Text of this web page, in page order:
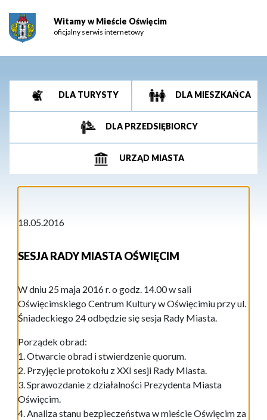
Witamy w Mieście Oświęcim
oficjalny serwis internetowy
DLA TURYSTY DLA MIESZKAŃCA
DLA PRZEDSIĘBIORCY
URZĄD MIASTA
18.05.2016
SESJA RADY MIASTA OŚWIĘCIM
W dniu 25 maja 2016 r. o godz. 14.00 w sali
Oświęcimskiego Centrum Kultury w Oświęcimiu przy ul.
Śniadeckiego 24 odbędzie się sesja Rady Miasta.
Porządek obrad:
1. Otwarcie obrad i stwierdzenie quorum.
2. Przyjęcie protokołu z XXI sesji Rady Miasta.
3. Sprawozdanie z działalności Prezydenta Miasta
Oświęcim.
4. Analiza stanu bezpieczeństwa w mieście Oświęcim za